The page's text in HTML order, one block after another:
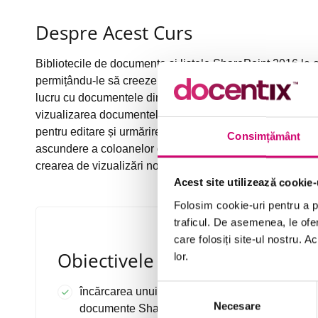
Consimțământ
Acest site utilizează
Folosim cookie-uri pentru a
traficul. De asemenea, le
care folosiți site-ul nostru.
lor.
consimțământului
Necesare
Despre Acest Curs
Bibliotecile de documente și listele SharePoint 2016 le
permițându-le să creeze, să editeze și să partajeze
lucru cu documentele din bibliotecă și elementele de
vizualizarea documentelor, ștergerea și restaurarea
pentru editare și urmărirea istoricului versiunilor. De
ascundere a coloanelor din biblioteci și liste,
crearea de vizualizări noi și crearea de directoare în
Obiectivele Cursului
încărcarea unui document într-o bibliotecă de
documente SharePoint 2016